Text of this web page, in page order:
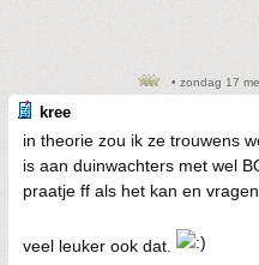
• zondag 17
kree
in theorie zou ik ze trouwens
is aan duinwachters met wel
praatje ff als het kan en
veel leuker ook dat.